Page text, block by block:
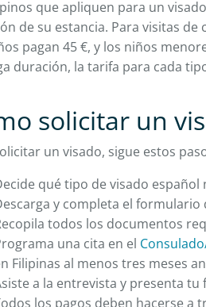
que apliquen para un
de su estancia. Para visitas
pagan 45 €, y los niños
duración, la tarifa para cada
solicitar un
un visado, sigue estos
qué tipo de visado español
y completa el
todos los documentos
una cita en el
Filipinas al menos tres meses
a la entrevista y presenta
los pagos deben hacerse a